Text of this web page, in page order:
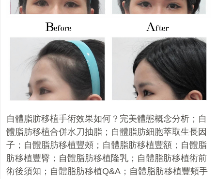
自體脂肪移植手術效果如何？完美體態概念分析 ； 自
體脂肪移植合併水刀抽脂 ； 自體脂肪細胞萃取生長因
子 ； 自體脂肪移植豐頰 ； 自體脂肪移植豐額 ； 自體脂
肪移植豐臀 ； 自體脂肪移植隆乳 ； 自體脂肪移植術前
術後須知 ； 自體脂肪移植Q&A ； 自體脂肪移植豐頰手